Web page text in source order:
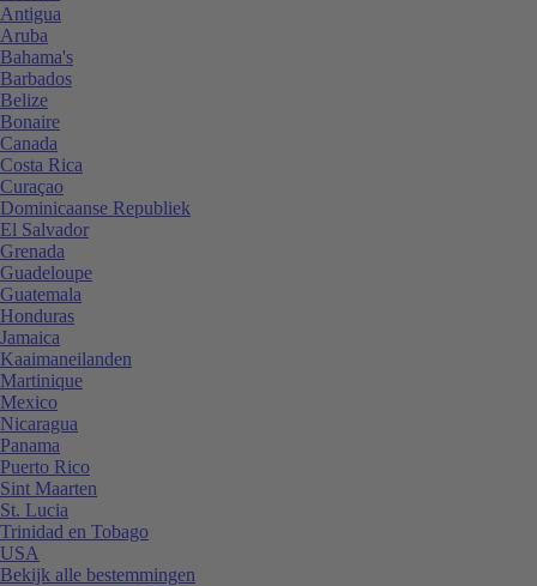
Antigua
Aruba
Bahama's
Barbados
Belize
Bonaire
Canada
Costa Rica
Curaçao
Dominicaanse Republiek
El Salvador
Grenada
Guadeloupe
Guatemala
Honduras
Jamaica
Kaaimaneilanden
Martinique
Mexico
Nicaragua
Panama
Puerto Rico
Sint Maarten
St. Lucia
Trinidad en Tobago
USA
Bekijk alle bestemmingen